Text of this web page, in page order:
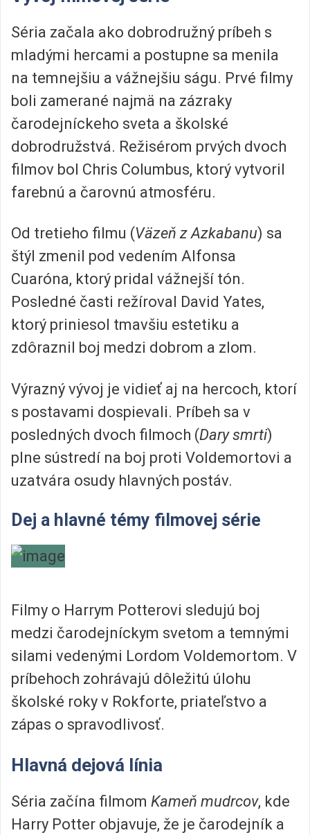
Séria začala ako dobrodružný príbeh s
mladými hercami a postupne sa menila
na temnejšiu a vážnejšiu ságu. Prvé filmy
boli zamerané najmä na zázraky
čarodejníckeho sveta a školské
dobrodružstvá. Režisérom prvých dvoch
filmov bol Chris Columbus, ktorý vytvoril
farebnú a čarovnú atmosféru.
Od tretieho filmu (Väzeň z Azkabanu) sa
štýl zmenil pod vedením Alfonsa
Cuaróna, ktorý pridal vážnejší tón.
Posledné časti režíroval David Yates,
ktorý priniesol tmavšiu estetiku a
zdôraznil boj medzi dobrom a zlom.
Výrazný vývoj je vidieť aj na hercoch, ktorí
s postavami dospievali. Príbeh sa v
posledných dvoch filmoch (Dary smrti)
plne sústredí na boj proti Voldemortovi a
uzatvára osudy hlavných postáv.
Dej a hlavné témy filmovej série
Filmy o Harrym Potterovi sledujú boj
medzi čarodejníckym svetom a temnými
silami vedenými Lordom Voldemortom. V
príbehoch zohrávajú dôležitú úlohu
školské roky v Rokforte, priateľstvo a
zápas o spravodlivosť.
Hlavná dejová línia
Séria začína filmom Kameň mudrcov, kde
Harry Potter objavuje, že je čarodejník a